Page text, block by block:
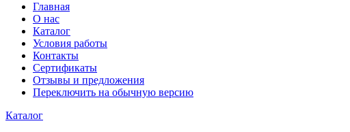
Главная
О нас
Каталог
Условия работы
Контакты
Сертификаты
Отзывы и предложения
Переключить на обычную версию
Каталог